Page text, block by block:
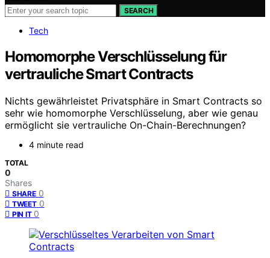
SEARCH
Tech
Homomorphe Verschlüsselung für
vertrauliche Smart Contracts
Nichts gewährleistet Privatsphäre in Smart Contracts so
sehr wie homomorphe Verschlüsselung, aber wie genau
ermöglicht sie vertrauliche On-Chain-Berechnungen?
4 minute read
TOTAL
0
Shares
SHARE 0
TWEET 0
PIN IT 0